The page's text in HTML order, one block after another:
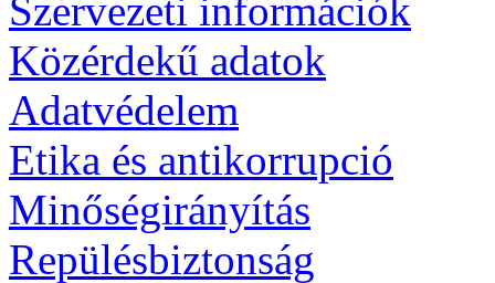
Szervezeti információk
Közérdekű adatok
Adatvédelem
Etika és antikorrupció
Minőségirányítás
Repülésbiztonság